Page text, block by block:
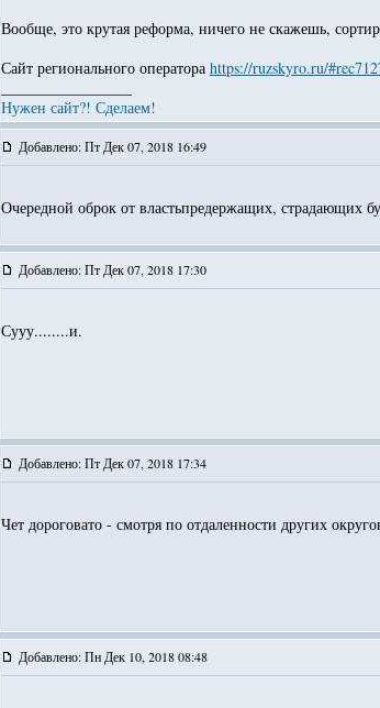
Вообще, это крутая реформа, ничего не скажешь,
Сайт регионального оператора https://ruzskyro.ru/
Нужен сайт?! Сделаем!
Добавлено: Пт Дек 07, 2018 16:49
Очередной оброк от властьпредержащих, страдающих
Добавлено: Пт Дек 07, 2018 17:30
Сууу........и.
Добавлено: Пт Дек 07, 2018 17:34
Чет дороговато - смотря по отдаленности других
Добавлено: Пн Дек 10, 2018 08:48